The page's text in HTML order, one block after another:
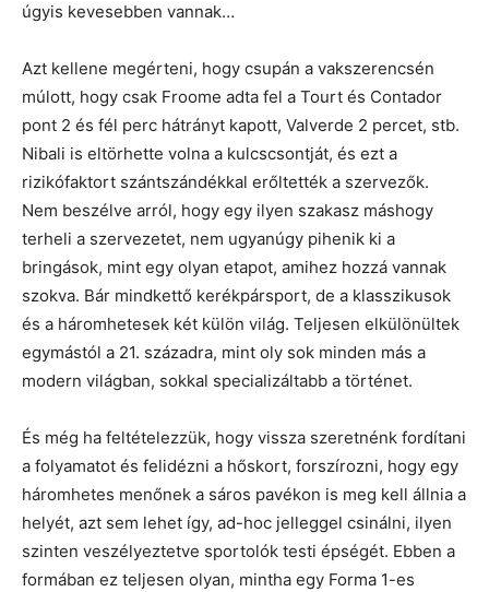
úgyis kevesebben vannak…
Azt kellene megérteni, hogy csupán a vakszerencsén
múlott, hogy csak Froome adta fel a Tourt és Contador
pont 2 és fél perc hátrányt kapott, Valverde 2 percet, stb.
Nibali is eltörhette volna a kulcscsontját, és ezt a
rizikófaktort szántszándékkal erőltették a szervezők.
Nem beszélve arról, hogy egy ilyen szakasz máshogy
terheli a szervezetet, nem ugyanúgy pihenik ki a
bringások, mint egy olyan etapot, amihez hozzá vannak
szokva. Bár mindkettő kerékpársport, de a klasszikusok
és a háromhetesek két külön világ. Teljesen elkülönültek
egymástól a 21. századra, mint oly sok minden más a
modern világban, sokkal specializáltabb a történet.
És még ha feltételezzük, hogy vissza szeretnénk fordítani
a folyamatot és felidézni a hőskort, forszírozni, hogy egy
háromhetes menőnek a sáros pavékon is meg kell állnia a
helyét, azt sem lehet így, ad-hoc jelleggel csinálni, ilyen
szinten veszélyeztetve sportolók testi épségét. Ebben a
formában ez teljesen olyan, mintha egy Forma 1-es